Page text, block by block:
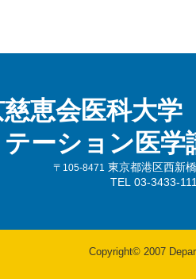
恵会医科大学
ーション医学
〒105-8471
東京都港区西新
TEL 03-3433-
Copyright© 2007